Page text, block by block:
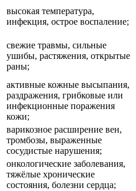
высокая температура,
инфекция, острое воспаление;
свежие травмы, сильные
ушибы, растяжения, открытые
раны;
активные кожные высыпания,
раздражения, грибковые или
инфекционные поражения
кожи;
варикозное расширение вен,
тромбозы, выраженные
сосудистые нарушения;
онкологические заболевания,
тяжёлые хронические
состояния, болезни сердца;